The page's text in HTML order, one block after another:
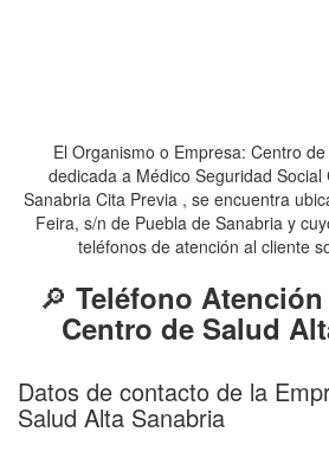
El Organismo o Empresa: Centro
dedicada a Médico Seguridad
Sanabria Cita Previa , se encuentra
Feira, s/n de Puebla de Sanabria y
teléfonos de atención al cliente
🔎 Teléfono
Centro de Salud
Datos de contacto de la
Salud Alta Sanabria